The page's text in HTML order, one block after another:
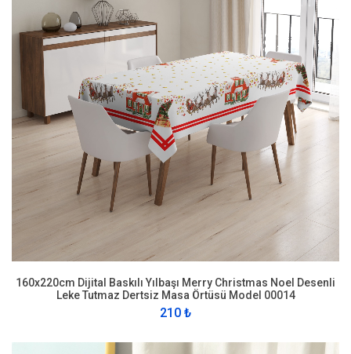
160x220cm Dijital Baskılı Yılbaşı Merry Christmas Noel Desenli
Leke Tutmaz Dertsiz Masa Örtüsü Model 00014
210 ₺